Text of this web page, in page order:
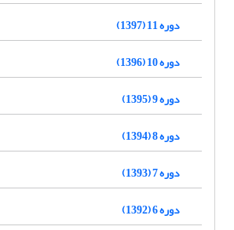
دوره 11 (1397)
دوره 10 (1396)
دوره 9 (1395)
دوره 8 (1394)
دوره 7 (1393)
دوره 6 (1392)